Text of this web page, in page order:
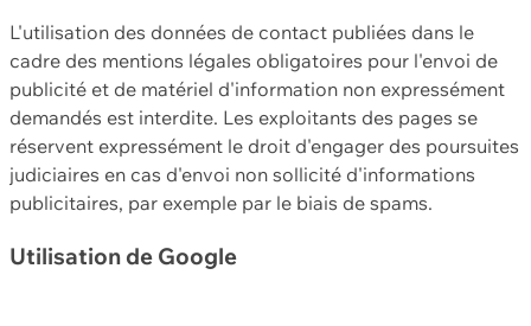
L'utilisation des données de contact publiées dans le
cadre des mentions légales obligatoires pour l'envoi de
publicité et de matériel d'information non expressément
demandés est interdite. Les exploitants des pages se
réservent expressément le droit d'engager des poursuites
judiciaires en cas d'envoi non sollicité d'informations
publicitaires, par exemple par le biais de spams.
Utilisation de Google